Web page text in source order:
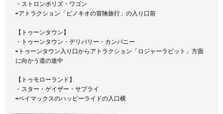
・ストロンボリズ・ワゴン
⇨アトラクション「ピノキオの冒険旅行」の入り口前
【トゥーンタウン】
・トゥーンタウン・デリバリー・カンパニー
⇨トゥーンタウン入り口からアトラクション「ロジャーラビット」方面
に向かう道の途中
【トゥモローランド】
・スター・ゲイザー・サプライ
⇨ベイマックスのハッピーライドの入口横